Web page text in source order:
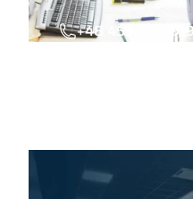
+48 453 039